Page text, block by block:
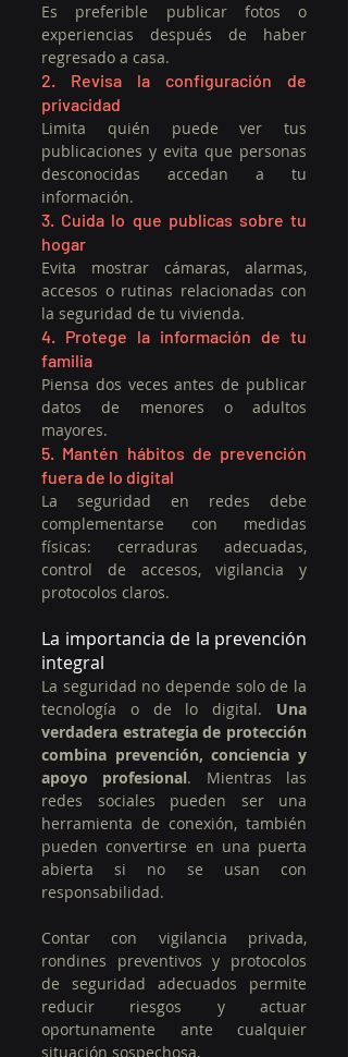
Es preferible publicar fotos o
experiencias después de haber
regresado a casa.
2. Revisa la configuración de
privacidad
Limita quién puede ver tus
publicaciones y evita que personas
desconocidas accedan a tu
información.
3. Cuida lo que publicas sobre tu
hogar
Evita mostrar cámaras, alarmas,
accesos o rutinas relacionadas con
la seguridad de tu vivienda.
4. Protege la información de tu
familia
Piensa dos veces antes de publicar
datos de menores o adultos
mayores.
5. Mantén hábitos de prevención
fuera de lo digital
La seguridad en redes debe
complementarse con medidas
físicas: cerraduras adecuadas,
control de accesos, vigilancia y
protocolos claros.
La importancia de la prevención
integral
La seguridad no depende solo de la
tecnología o de lo digital. Una
verdadera estrategia de protección
combina prevención, conciencia y
apoyo profesional. Mientras las
redes sociales pueden ser una
herramienta de conexión, también
pueden convertirse en una puerta
abierta si no se usan con
responsabilidad.
Contar con vigilancia privada,
rondines preventivos y protocolos
de seguridad adecuados permite
reducir riesgos y actuar
oportunamente ante cualquier
situación sospechosa.